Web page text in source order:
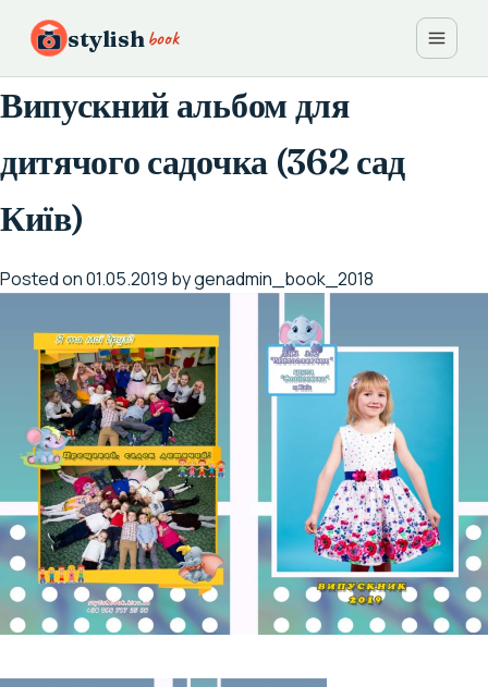
stylishbook
Випускний альбом для
дитячого садочка (362 сад
Київ)
Posted on01.05.2019 bygenadmin_book_2018